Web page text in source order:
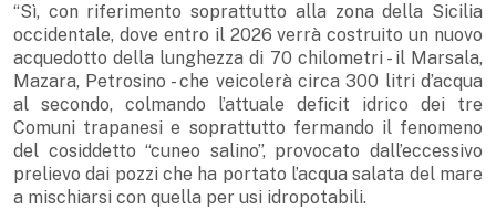
“Sì, con riferimento soprattutto alla zona della Sicilia
occidentale, dove entro il 2026 verrà costruito un nuovo
acquedotto della lunghezza di 70 chilometri - il Marsala,
Mazara, Petrosino - che veicolerà circa 300 litri d’acqua
al secondo, colmando l’attuale deficit idrico dei tre
Comuni trapanesi e soprattutto fermando il fenomeno
del cosiddetto “cuneo salino”, provocato dall’eccessivo
prelievo dai pozzi che ha portato l’acqua salata del mare
a mischiarsi con quella per usi idropotabili.